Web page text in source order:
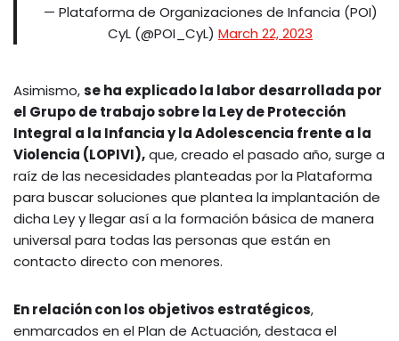
— Plataforma de Organizaciones de Infancia (POI)
CyL (@POI_CyL) March 22, 2023
Asimismo,se ha explicado la labor desarrollada por
el Grupo de trabajo sobre la Ley de Protección
Integral a la Infancia y la Adolescencia frente a la
Violencia (LOPIVI),que, creado el pasado año, surge a
raíz de las necesidades planteadas por la Plataforma
para buscar soluciones que plantea la implantación de
dicha Ley y llegar así a la formación básica de manera
universal para todas las personas que están en
contacto directo con menores.
En relación con los objetivos estratégicos,
enmarcados en el Plan de Actuación, destaca el